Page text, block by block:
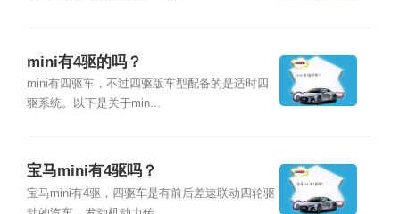
mini有4驱的吗？
mini有四驱车，不过四驱版车型配备的是适时四
驱系统。以下是关于min...
宝马mini有4驱吗？
宝马mini有4驱，四驱车是有前后差速联动四轮驱